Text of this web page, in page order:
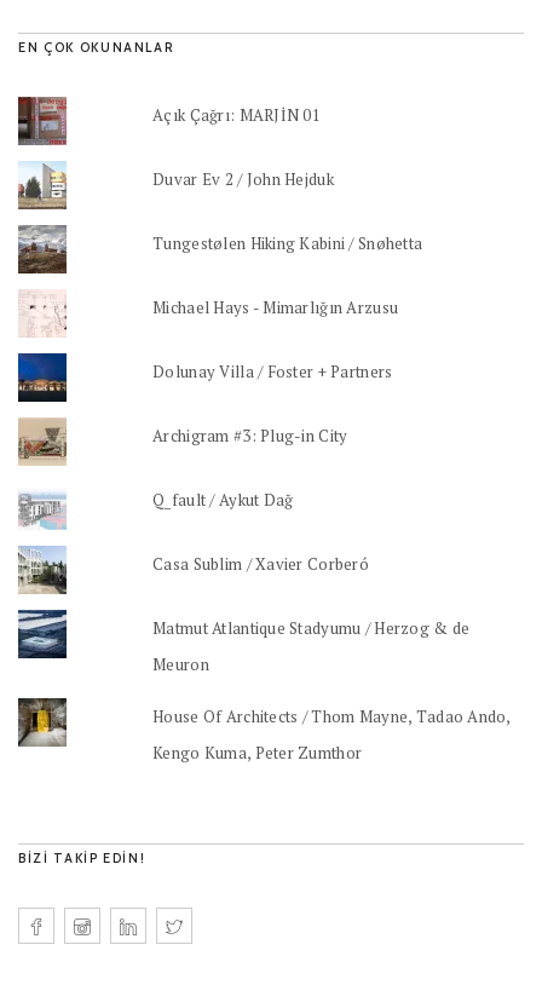
EN ÇOK OKUNANLAR
Açık Çağrı: MARJİN 01
Duvar Ev 2 / John Hejduk
Tungestølen Hiking Kabini / Snøhetta
Michael Hays - Mimarlığın Arzusu
Dolunay Villa / Foster + Partners
Archigram #3: Plug-in City
Q_fault / Aykut Dağ
Casa Sublim / Xavier Corberó
Matmut Atlantique Stadyumu / Herzog & de
Meuron
House Of Architects / Thom Mayne, Tadao Ando,
Kengo Kuma, Peter Zumthor
BIZI TAKIP EDIN!